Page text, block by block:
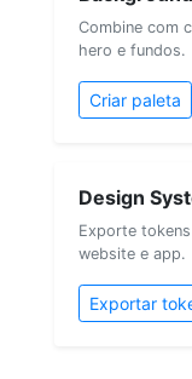
Combine com
hero e fundos.
Criar paleta
Design
Exporte
website e app.
Exportar